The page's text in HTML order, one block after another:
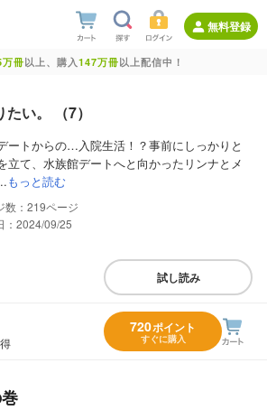
無料登録
冊以上、購入147万冊以上配信中！
い。 （7）
ートからの…入院生活！？事前にしっかりと
立て、水族館デートへと向かったリンナとメ
もっと読む
219
：2024/09/25
試し読み
720ポイント
すぐに購入